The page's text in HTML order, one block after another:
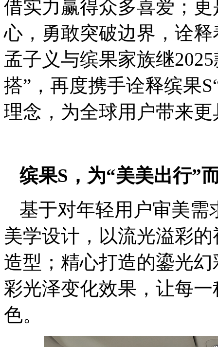
借实力赢得众多喜爱；
心，勇敢突破边界，诠
孟子义与缤果家族继
搭”，再度携手诠释缤果
理念，为全球用户带来
缤果S，为“美美出行”
基于对年轻用户审美需
美学设计，以流光溢彩
造型；精心打造的鎏光
彩光泽变化效果，让每
色。